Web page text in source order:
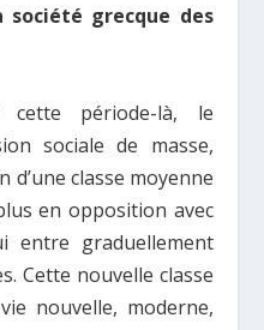
grecque des
cette période-là, le
sociale de masse,
d’une classe moyenne
en opposition avec
entre graduellement
Cette nouvelle classe
nouvelle, moderne,